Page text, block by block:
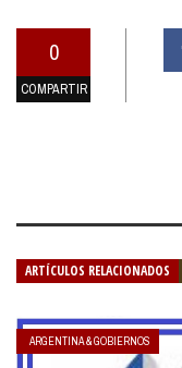
0
COMPARTIR
ARTÍCULOS RELACIONADOS
ARGENTINA & GOBIERNOS